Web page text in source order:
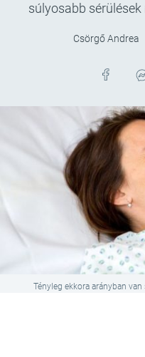
súlyosabb
Csörgő Andrea
Tényleg ekkora arányban